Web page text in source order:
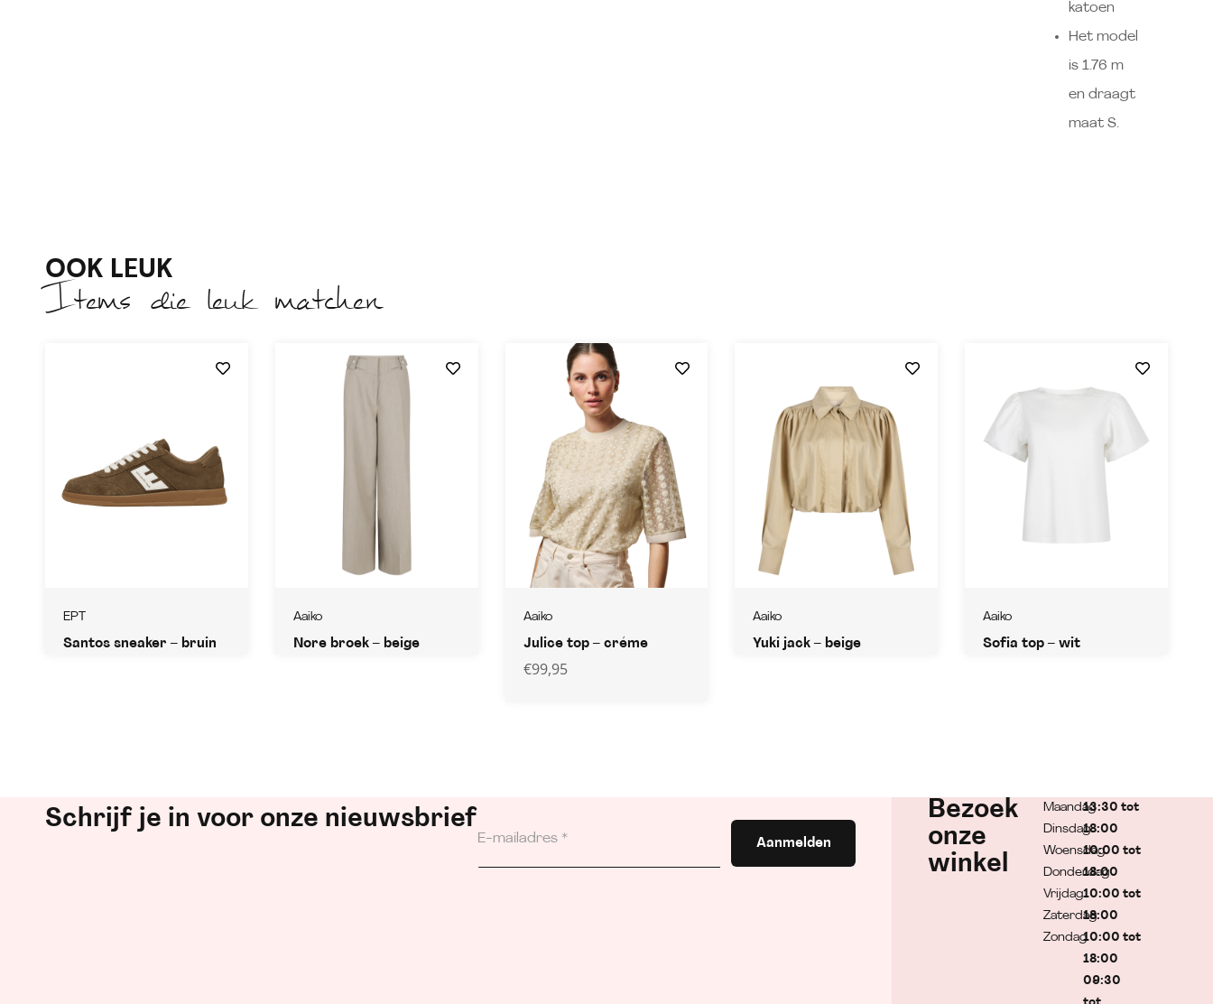
katoen
Het model
is 1.76 m
en draagt
maat S.
OOK LEUK
Items die leuk matchen
EPT
Santos sneaker – bruin
Aaiko
Nore broek – beige
Aaiko
Julice top – créme
€99,95
Aaiko
Yuki jack – beige
Aaiko
Sofia top – wit
Schrijf je in voor onze nieuwsbrief
Aanmelden
Bezoek
onze
winkel
Maandag
Dinsdag
Woensdag
Donderdag
Vrijdag
Zaterdag
Zondag
13:30 tot
18:00
10:00 tot
18:00
10:00 tot
18:00
10:00 tot
18:00
09:30